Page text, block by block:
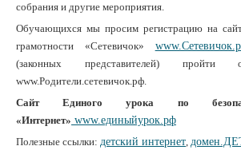
собрания и другие мероприятия.
Обучающихся мы просим регистрацию на
грамотности «Сетевичок»
(законных представителей)
www.Родители.сетевичок.рф.
Сайт Единого урока по
«Интернет» www.единыйурок.рф
Полезные ссылки: детский интернет,